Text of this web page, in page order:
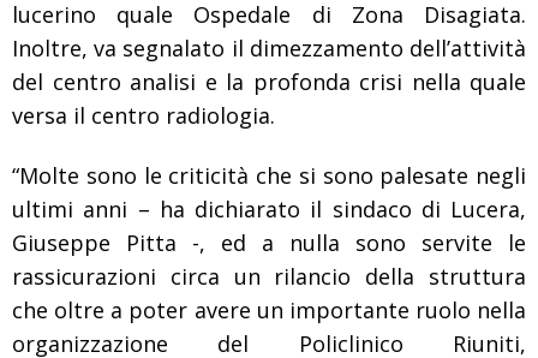
lucerino quale Ospedale di Zona Disagiata.
Inoltre, va segnalato il dimezzamento dell’attività
del centro analisi e la profonda crisi nella quale
versa il centro radiologia.
“Molte sono le criticità che si sono palesate negli
ultimi anni – ha dichiarato il sindaco di Lucera,
Giuseppe Pitta -, ed a nulla sono servite le
rassicurazioni circa un rilancio della struttura
che oltre a poter avere un importante ruolo nella
organizzazione del Policlinico Riuniti,